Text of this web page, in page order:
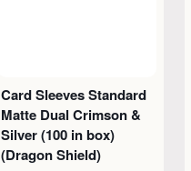
Card Sleeves Standard
Matte Dual Crimson &
Silver (100 in box)
(Dragon Shield)